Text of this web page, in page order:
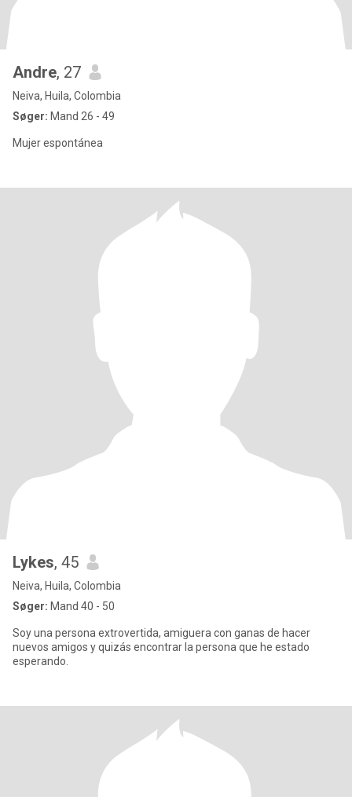
Andre, 27
Neiva, Huila, Colombia
Søger: Mand 26 - 49
Mujer espontánea
Lykes, 45
Neiva, Huila, Colombia
Søger: Mand 40 - 50
Soy una persona extrovertida, amiguera con ganas de hacer
nuevos amigos y quizás encontrar la persona que he estado
esperando.